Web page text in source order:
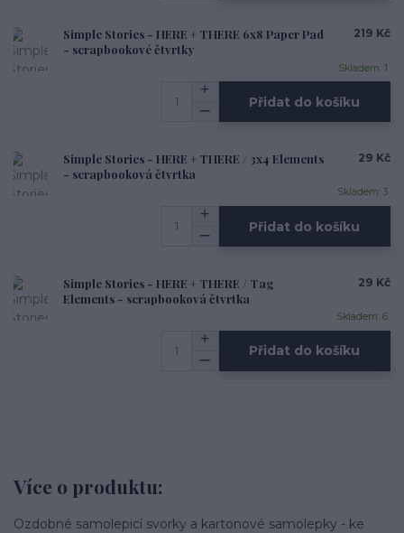
Simple Stories - HERE + THERE 6x8 Paper Pad
- scrapbookové čtvrtky
219 Kč
Skladem: 1
Přidat do košíku
Simple Stories - HERE + THERE / 3x4 Elements
- scrapbooková čtvrtka
29 Kč
Skladem: 3
Přidat do košíku
Simple Stories - HERE + THERE / Tag
Elements - scrapbooková čtvrtka
29 Kč
Skladem: 6
Přidat do košíku
Více o produktu:
Ozdobné samolepicí svorky a kartonové samolepky - ke